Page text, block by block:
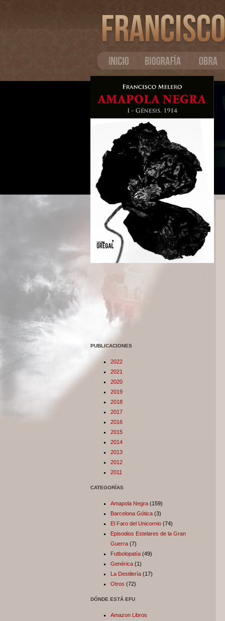
PUBLICACIONES
2022
2021
2020
2019
2018
2017
2016
2015
2014
2013
2012
2011
CATEGORÍAS
Amapola Negra (159)
Barcelona Gótica (3)
El Faro del Unicornio (74)
Episodios Estelares de la Gran
Guerra (7)
Futbolopatía (49)
Genérica (1)
La Destilería (17)
Otros (72)
DÓNDE ESTÁ EFU
Amazon Libros